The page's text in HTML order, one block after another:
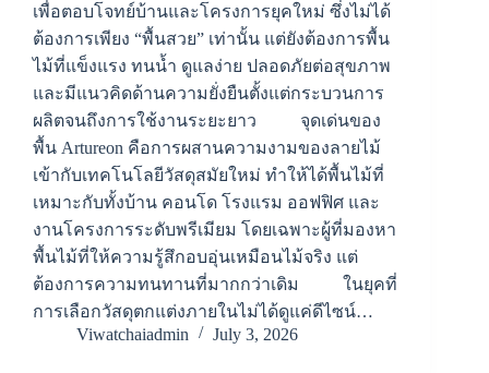
เพื่อตอบโจทย์บ้านและโครงการยุคใหม่ ซึ่งไม่ได้
ต้องการเพียง “พื้นสวย” เท่านั้น แต่ยังต้องการพื้น
ไม้ที่แข็งแรง ทนน้ำ ดูแลง่าย ปลอดภัยต่อสุขภาพ
และมีแนวคิดด้านความยั่งยืนตั้งแต่กระบวนการ
ผลิตจนถึงการใช้งานระยะยาว จุดเด่นของ
พื้น Artureon คือการผสานความงามของลายไม้
เข้ากับเทคโนโลยีวัสดุสมัยใหม่ ทำให้ได้พื้นไม้ที่
เหมาะกับทั้งบ้าน คอนโด โรงแรม ออฟฟิศ และ
งานโครงการระดับพรีเมียม โดยเฉพาะผู้ที่มองหา
พื้นไม้ที่ให้ความรู้สึกอบอุ่นเหมือนไม้จริง แต่
ต้องการความทนทานที่มากกว่าเดิม ในยุคที่
การเลือกวัสดุตกแต่งภายในไม่ได้ดูแค่ดีไซน์…
Viwatchaiadmin
July 3, 2026